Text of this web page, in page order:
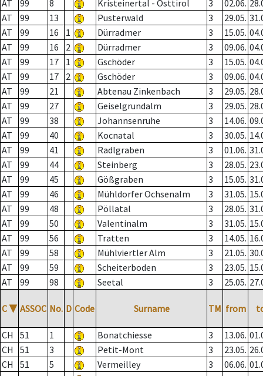
AT 99 8 Kristeinertal - Osttirol 3 02.06.
AT
99 13 Pusterwald 3 29.05.
AT
99 16 1 Dürradmer 3 15.05.
AT
99 16 2 Dürradmer 3 09.06.
AT
99 17 1 Gschöder 3 15.05.
AT
99 17 2 Gschöder 3 09.06.
AT
99 21 Abtenau Zinkenbach 3 29.05.
AT
99 27 Geiselgrundalm 3 29.05.
AT
99 38 Johannsenruhe 3 14.06.
AT
99 40 Kocnatal 3 30.05.
AT
99 41 Radlgraben 3 01.06.
AT
99 44 Steinberg 3 28.05.
AT
99 45 Gößgraben 3 15.05.
AT
99 46 Mühldorfer Ochsenalm 3 31.05.
AT
99 48 Pöllatal 3 28.05.
AT
99 50 Valentinalm 3 31.05.
AT
99 56 Tratten 3 14.05.
AT
99 58 Mühlviertler Alm 3 21.05.
AT
99 59 Scheiterboden 3 23.05.
AT
99 98 Seetal 3 25.05.
C ▼ ASSOC No. D Code Surname TM from
CH 51 1 Bonatchiesse 3 13.06.
CH
51 3 Petit-Mont 3 23.05.
CH
51 5 Vermeilley 3 06.06.